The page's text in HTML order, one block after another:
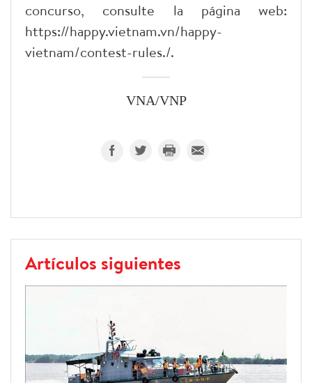
concurso, consulte la página web:
https://happy.vietnam.vn/happy-
vietnam/contest-rules./.
VNA/VNP
Artículos siguientes